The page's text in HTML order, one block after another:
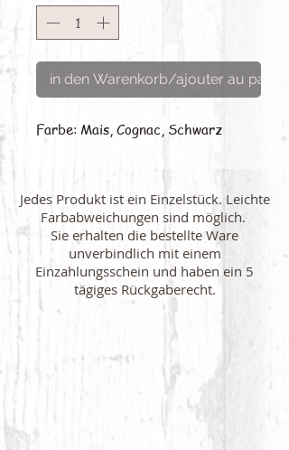
in den Warenkorb/ajouter au panier
Farbe: Mais, Cognac, Schwarz
Jedes Produkt ist ein Einzelstück. Leichte
Farbabweichungen sind möglich.
Sie erhalten die bestellte Ware
unverbindlich mit einem
Einzahlungsschein und haben ein 5
tägiges Rückgaberecht.